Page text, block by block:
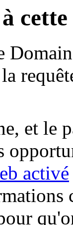
et le
activé